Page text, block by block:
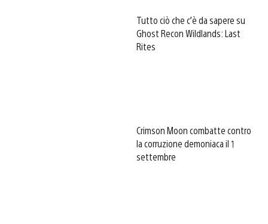
Tutto ciò che c’è da sapere su
Ghost Recon Wildlands: Last
Rites
Crimson Moon combatte contro
la corruzione demoniaca il 1
settembre